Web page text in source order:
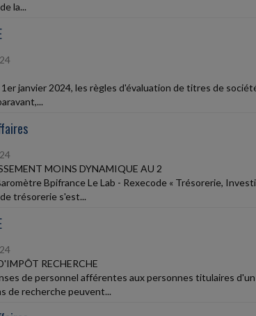
la...
janvier 2024, les règles d'évaluation de titres de
MOINS DYNAMIQUE AU 2
Bpifrance Le Lab - Rexecode « Trésorerie,
trésorerie s'est...
RECHERCHE
de personnel afférentes aux personnes titulaires
de recherche peuvent...